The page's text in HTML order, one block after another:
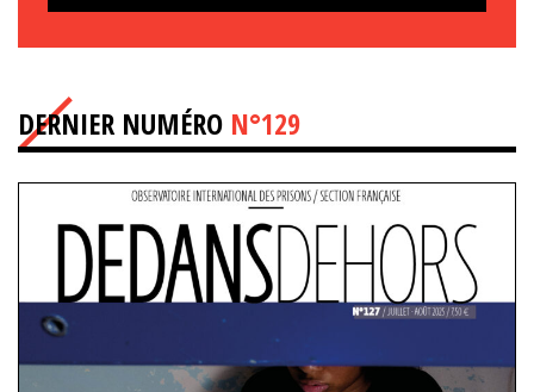
DERNIER NUMÉRO N°129